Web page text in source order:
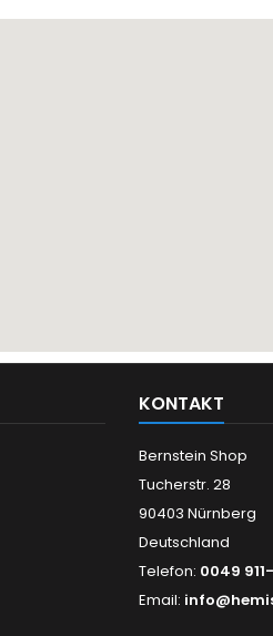
KONTAKT
Bernstein Shop
Tucherstr. 28
90403 Nürnberg
Deutschland
Telefon: 0049
Email: